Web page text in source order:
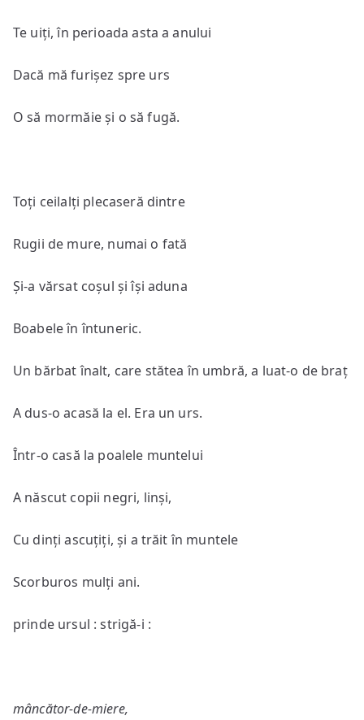
Te uiți, în perioada asta a anului
Dacă mă furișez spre urs
O să mormăie și o să fugă.
Toți ceilalți plecaseră dintre
Rugii de mure, numai o fată
Și-a vărsat coșul și își aduna
Boabele în întuneric.
Un bărbat înalt, care stătea în umbră, a luat-o de braț
A dus-o acasă la el. Era un urs.
Într-o casă la poalele muntelui
A născut copii negri, linși,
Cu dinți ascuțiți, și a trăit în muntele
Scorburos mulți ani.
prinde ursul : strigă-i :
mâncător-de-miere,